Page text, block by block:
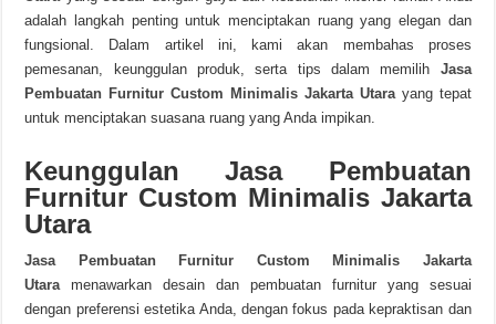
adalah langkah penting untuk menciptakan ruang yang elegan dan
fungsional. Dalam artikel ini, kami akan membahas proses
pemesanan, keunggulan produk, serta tips dalam memilih Jasa
Pembuatan Furnitur Custom Minimalis Jakarta Utarayang tepat
untuk menciptakan suasana ruang yang Anda impikan.
Keunggulan Jasa Pembuatan
Furnitur Custom Minimalis Jakarta
Utara
Jasa Pembuatan Furnitur Custom Minimalis Jakarta
Utaramenawarkan desain dan pembuatan furnitur yang sesuai
dengan preferensi estetika Anda, dengan fokus pada kepraktisan dan